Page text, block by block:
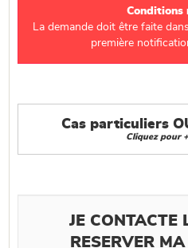
Conditions
La demande doit être faite
première
Cas particuliers
Cliquez pour
JE CONTACTE
RESERVER